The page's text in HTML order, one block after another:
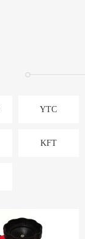
YTC
KFT